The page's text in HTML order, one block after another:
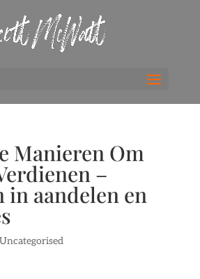
Manieren Om
–
in aandelen en